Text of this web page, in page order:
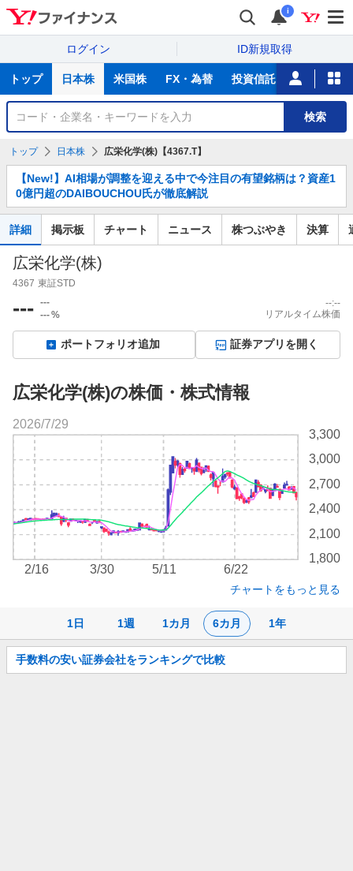
i
ログイン ID新規取得
サ
トップ 日本株 米国株 FX・為替 投資信託 ニュース
銘
検
検索
トップ 日本株 広栄化学(株)【4367.T】
知
ら
せ
【New!】AI相場が調整を迎える中で今注目の有望銘柄は？資産1
0億円超のDAIBOUCHOU氏が徹底解説
詳細 掲示板 チャート ニュース 株つぶやき 決算
広栄化学(株)
4367 東証STD
--- ---
---%
--:--
リアルタイム株価
ポートフォリオ追加 証券アプリを開く
広栄化学(株)の株価・株式情報
1日 1週 1カ月 6カ月 1年
1,800
2,100
2,400
2,700
3,000
3,300
2/16 3/30 5/11 6/22
2026/7/29
チャートをもっと見る
お
知
手数料の安い証券会社をランキングで比較